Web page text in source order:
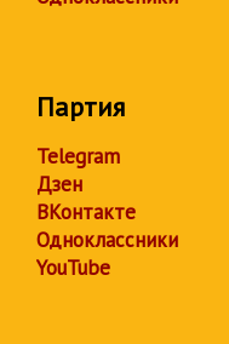
Партия
Telegram
Дзен
ВКонтакте
Одноклассники
YouTube